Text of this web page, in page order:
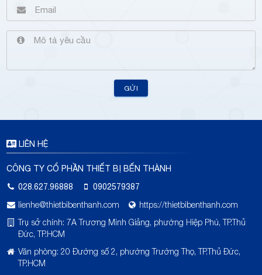
GỬI
LIÊN HỆ
CÔNG TY CỔ PHẦN THIẾT BỊ BẾN THÀNH
028.627.96888
0902579387
lienhe@thietbibenthanh.com
https://thietbibenthanh.com
Trụ sở chính: 7A Trương Minh Giảng, phường Hiệp Phú, TP.Thủ
Đức, TP.HCM
Văn phòng: 20 Đường số 2, phường Trường Thọ, TP.Thủ Đức,
TP.HCM